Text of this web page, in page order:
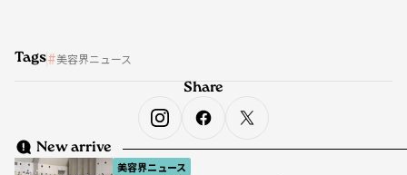
Tags 美容界ニュース
New arrive
美容界ニュース
Share